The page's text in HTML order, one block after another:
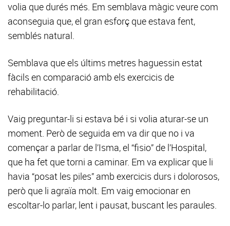
volia que durés més. Em semblava màgic veure com
aconseguia que, el gran esforç que estava fent,
semblés natural.
Semblava que els últims metres haguessin estat
fàcils en comparació amb els exercicis de
rehabilitació.
Vaig preguntar-li si estava bé i si volia aturar-se un
moment. Però de seguida em va dir que no i va
començar a parlar de l’Isma, el “fisio” de l’Hospital,
que ha fet que torni a caminar. Em va explicar que li
havia “posat les piles” amb exercicis durs i dolorosos,
però que li agraïa molt. Em vaig emocionar en
escoltar-lo parlar, lent i pausat, buscant les paraules.